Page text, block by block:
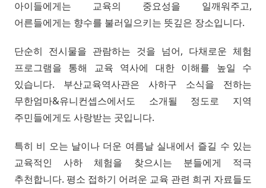
아이들에게는 교육의 중요성을 일깨워주고,
어른들에게는 향수를 불러일으키는 뜻깊은 장소입니다.
단순히 전시물을 관람하는 것을 넘어, 다채로운 체험
프로그램을 통해 교육 역사에 대한 이해를 높일 수
있습니다. 부산교육역사관은 사하구 소식을 전하는
무한엄마&유니컨셉스에서도 소개될 정도로 지역
주민들에게도 사랑받는 곳입니다.
특히 비 오는 날이나 더운 여름날 실내에서 즐길 수 있는
교육적인 사하 체험을 찾으시는 분들에게 적극
추천합니다. 평소 접하기 어려운 교육 관련 희귀 자료들도